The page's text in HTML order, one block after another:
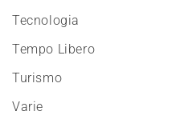
Tecnologia
Tempo Libero
Turismo
Varie